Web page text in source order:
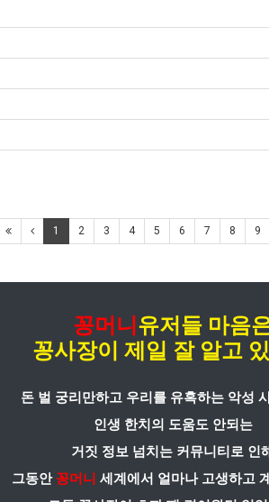
1 2 3 4 5 6 7 8 9
꽁머니 유저들 마음
꽁사장이 제일 잘 알고
돈 벌 궁리만하고 우리를 유혹하는 악성
인생 한치의 도움도 안되는
거짓 정보 넘치는 커뮤니티로 인
그동안 꽁머니 세계에서 얼마나 고생하고